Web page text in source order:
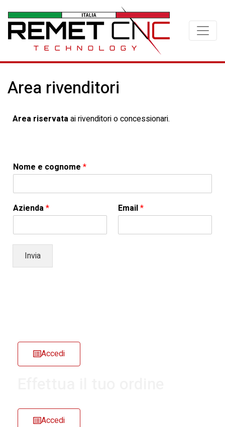
Area rivenditori
Area riservataai rivenditori o concessionari.
Nome e cognome *
Azienda* Email*
Invia
Accedi
Accedi